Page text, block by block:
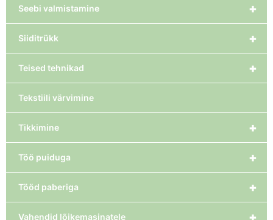
+
Seebi valmistamine
+
Siiditrükk
+
Teised tehnikad
Tekstiili värvimine
+
Tikkimine
+
Töö puiduga
+
Tööd paberiga
+
Vahendid lõikemasinatele